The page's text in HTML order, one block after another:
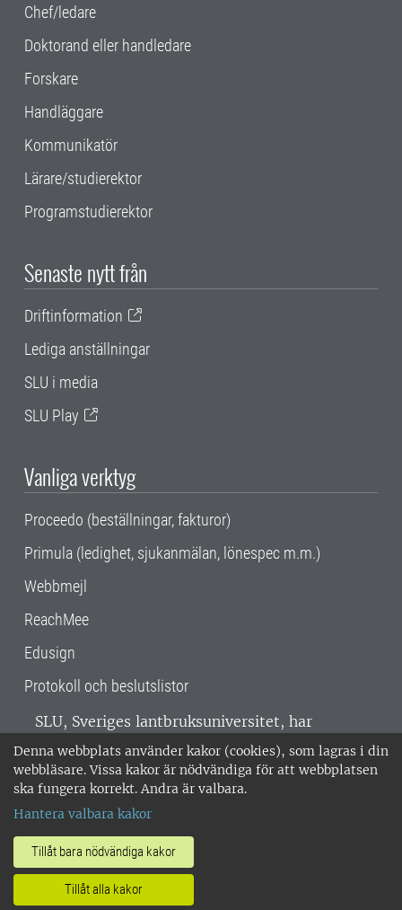
Denna webbplats använder kakor (cookies), som lagras i din
webbläsare. Vissa kakor är nödvändiga för att webbplatsen
ska fungera korrekt. Andra är valbara.
Hantera valbara kakor
Tillåt bara nödvändiga kakor
Tillåt alla kakor
Chef/ledare
Doktorand eller handledare
Forskare
Handläggare
Kommunikatör
Lärare/studierektor
Programstudierektor
Senaste nytt från
Driftinformation
Lediga anställningar
SLU i media
SLU Play
Vanliga verktyg
Proceedo (beställningar, fakturor)
Primula (ledighet, sjukanmälan, lönespec m.m.)
Webbmejl
ReachMee
Edusign
Protokoll och beslutslistor
SLU, Sveriges lantbruksuniversitet, har
verksamhet över hela Sverige. Huvudorter är
Alnarp, Uppsala och Umeå.SLU är
miljöcertifierat enligt ISO 14001. •
018-67 10 00 • Org nr: 202100-2817 •
Om SLU:s webbplatser
•Hantera kakor•Behandling av
personuppgifter